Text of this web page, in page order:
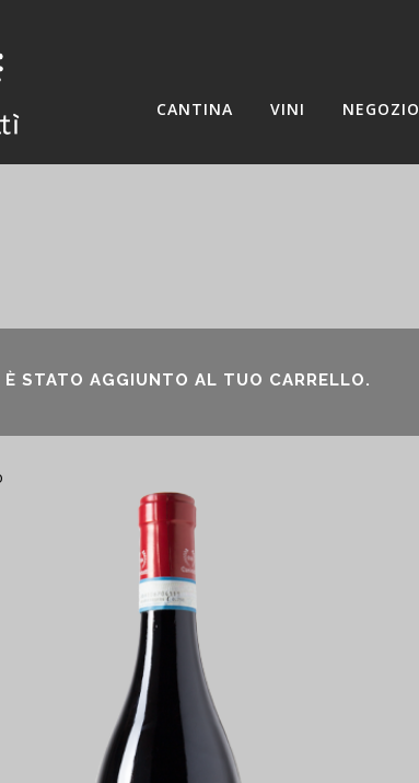
CANTINA VINI NEGOZIO
È STATO AGGIUNTO AL TUO CARRELLO.